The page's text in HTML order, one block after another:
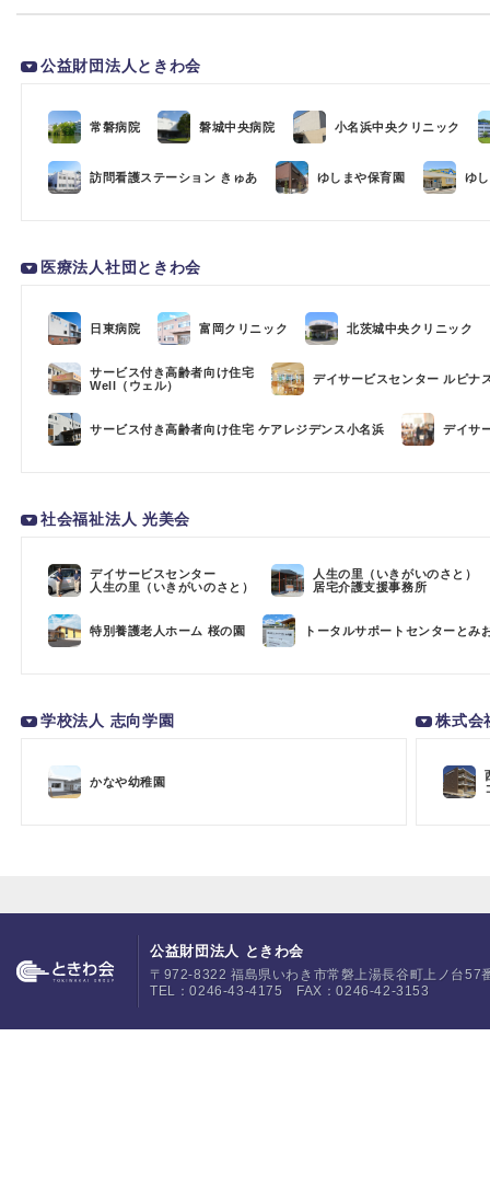
公益財団法人ときわ会
常磐病院 磐城中央病院 小名浜中央クリニック
訪問看護ステーション きゅあ ゆしまや保育園 ゆ
医療法人社団ときわ会
日東病院 富岡クリニック 北茨城中央クリニック
サービス付き高齢者向け住宅
Well（ウェル）
デイサービスセンター ルピナ
サービス付き高齢者向け住宅 ケアレジデンス小名浜 デイサ
社会福祉法人 光美会
デイサービスセンター
人生の里（いきがいのさと）
人生の里（いきがいのさと）
居宅介護支援事務所
特別養護老人ホーム 桜の園 トータルサポートセンターとみ
学校法人 志向学園
かなや幼稚園
株式会
公益財団法人 ときわ会
〒972-8322 福島県いわき市常磐上湯長谷町上ノ台57
TEL：0246-43-4175 FAX：0246-42-3153